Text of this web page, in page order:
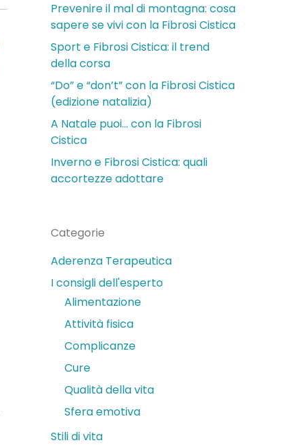
Prevenire il mal di montagna: cosa
sapere se vivi con la Fibrosi Cistica
Sport e Fibrosi Cistica: il trend
della corsa
“Do” e “don’t” con la Fibrosi Cistica
(edizione natalizia)
A Natale puoi… con la Fibrosi
Cistica
Inverno e Fibrosi Cistica: quali
accortezze adottare
Categorie
Aderenza Terapeutica
I consigli dell'esperto
Alimentazione
Attività fisica
Complicanze
Cure
Qualità della vita
Sfera emotiva
Stili di vita